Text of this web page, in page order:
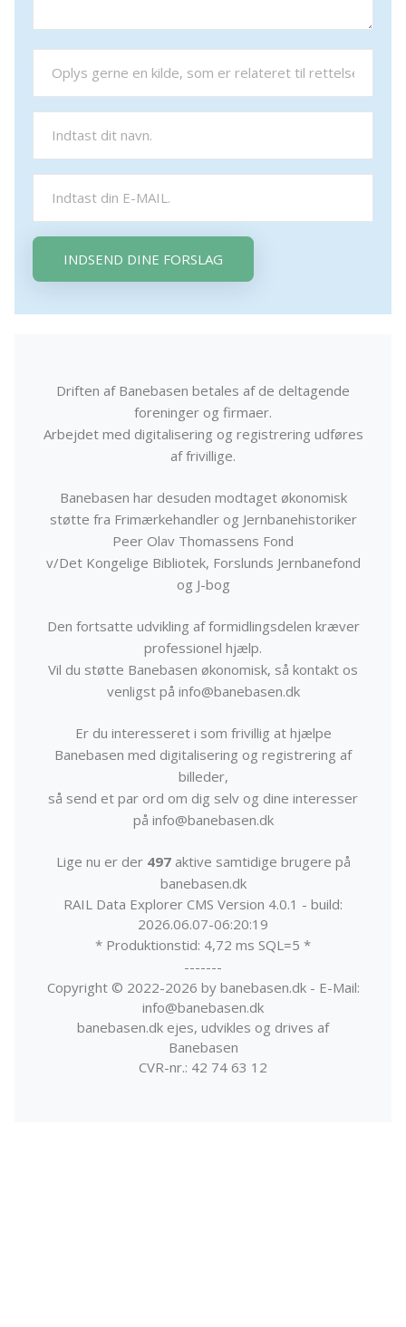
INDSEND DINE FORSLAG
Driften af Banebasen betales af de deltagende
foreninger og firmaer.
Arbejdet med digitalisering og registrering udføres
af frivillige.
Banebasen har desuden modtaget økonomisk
støtte fra Frimærkehandler og Jernbanehistoriker
Peer Olav Thomassens Fond
v/Det Kongelige Bibliotek, Forslunds Jernbanefond
og J-bog
Den fortsatte udvikling af formidlingsdelen kræver
professionel hjælp.
Vil du støtte Banebasen økonomisk, så kontakt os
venligst på info@banebasen.dk
Er du interesseret i som frivillig at hjælpe
Banebasen med digitalisering og registrering af
billeder,
så send et par ord om dig selv og dine interesser
på info@banebasen.dk
Lige nu er der 497aktive samtidige brugere på
banebasen.dk
RAIL Data Explorer CMS Version 4.0.1 - build:
2026.06.07-06:20:19
* Produktionstid: 4,72 ms SQL=5 *
-------
Copyright © 2022-2026 by banebasen.dk - E-Mail:
info@banebasen.dk
banebasen.dk ejes, udvikles og drives af
Banebasen
CVR-nr.: 42 74 63 12